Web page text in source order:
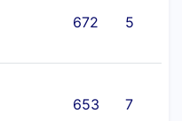
672 5
653 7